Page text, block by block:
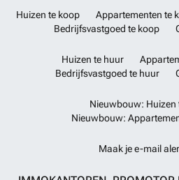
Huizen te koop Appartementen te
Bedrijfsvastgoed te koop
Huizen te huur
Bedrijfsvastgoed te huur
Nieuwbouw: Huizen
Nieuwbouw:
Maak je e-mail